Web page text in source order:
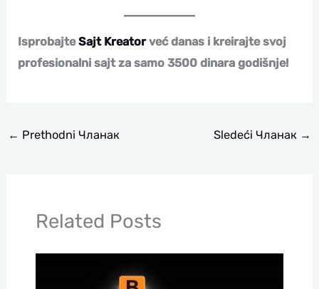
IsprobajteSajt Kreatorveć danas i kreirajte svoj
profesionalni sajt za samo 3500 dinara godišnje!
← Prethodni Чланак Sledeći Чланак →
Related Posts